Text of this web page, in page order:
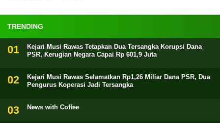
TRENDING
Kejari Musi Rawas Tetapkan Dua Tersangka Korupsi Dana
PSR, Kerugian Negara Capai Rp 601,9 Juta
Kejari Musi Rawas Selamatkan Rp1,26 Miliar Dana PSR, Dua
Pengurus Koperasi Jadi Tersangka
News with Coffee